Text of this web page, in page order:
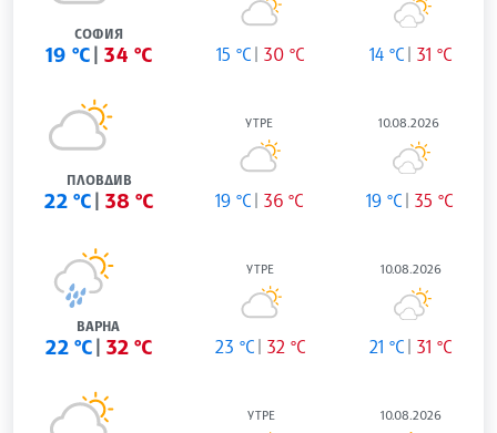
СОФИЯ
19 °C 34 °C 15 °C 30 °C 14 °C 31 °C
ПЛОВДИВ
22 °C 38 °C
УТРЕ
19 °C 36 °C
10.08.2026
19 °C 35 °C
ВАРНА
22 °C 32 °C
УТРЕ
23 °C 32 °C
10.08.2026
21 °C 31 °C
УТРЕ 10.08.2026